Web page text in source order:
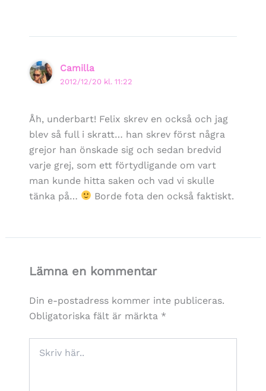
Camilla
2012/12/20 kl. 11:22
Åh, underbart! Felix skrev en också och jag
blev så full i skratt… han skrev först några
grejor han önskade sig och sedan bredvid
varje grej, som ett förtydligande om vart
man kunde hitta saken och vad vi skulle
tänka på…
Borde fota den också faktiskt.
Lämna en kommentar
Din e-postadress kommer inte publiceras.
Obligatoriska fält är märkta *
här..